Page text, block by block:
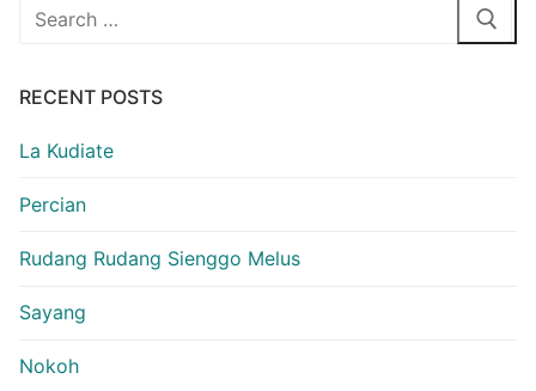
Search
RECENT POSTS
La Kudiate
Percian
Rudang Rudang Sienggo Melus
Sayang
Nokoh